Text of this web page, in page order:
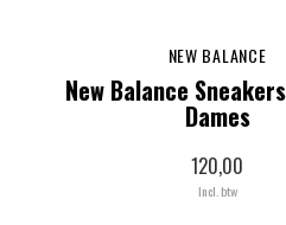
NEW BALANCE
New Balance
Dames
120,00
Incl. btw